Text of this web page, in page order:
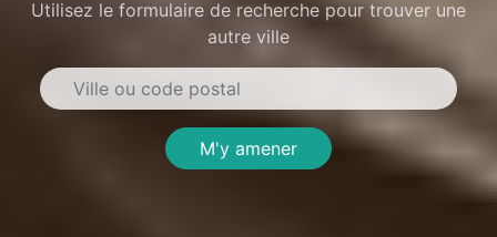
Utilisez le formulaire de recherche pour trouver une
autre ville
M'y amener